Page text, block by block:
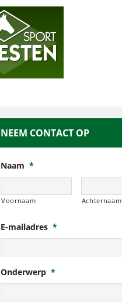
NEEM CONTACT OP
Naam *
Voornaam Achternaam
E-mailadres *
Onderwerp *